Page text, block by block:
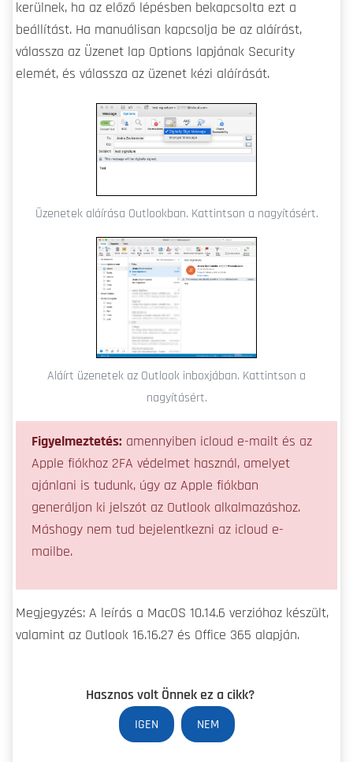
kerülnek, ha az előző lépésben bekapcsolta ezt a
beállítást. Ha manuálisan kapcsolja be az aláírást,
válassza az Üzenet lap Options lapjának Security
elemét, és válassza az üzenet kézi aláírását.
Üzenetek aláírása Outlookban. Kattintson a nagyításért.
Aláírt üzenetek az Outlook inboxjában. Kattintson a
nagyításért.
Figyelmeztetés: amennyiben icloud e-mailt és az
Apple fiókhoz 2FA védelmet használ, amelyet
ajánlani is tudunk, úgy az Apple fiókban
generáljon ki jelszót az Outlook alkalmazáshoz.
Máshogy nem tud bejelentkezni az icloud e-
mailbe.
Megjegyzés: A leírás a MacOS 10.14.6 verzióhoz készült,
valamint az Outlook 16.16.27 és Office 365 alapján.
Hasznos volt Önnek ez a cikk?
IGEN NEM